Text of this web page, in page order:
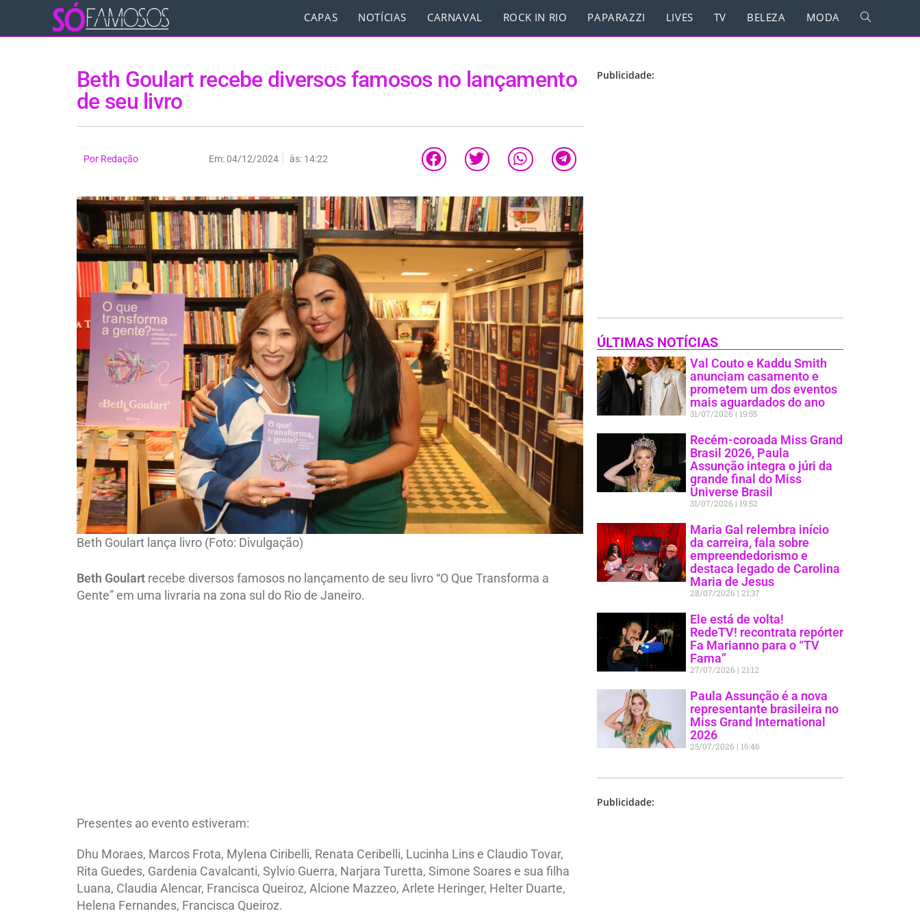
CAPAS NOTÍCIAS CARNAVAL ROCK IN RIO PAPARAZZI LIVES TV BELEZA MODA
Beth Goulart recebe diversos famosos no lançamento
de seu livro
Por Redação Em:04/12/2024 às: 14:22
Beth Goulart lança livro (Foto: Divulgação)
Beth Goulart recebe diversos famosos no lançamento de seu livro “O Que Transforma a
Gente” em uma livraria na zona sul do Rio de Janeiro.
Presentes ao evento estiveram:
Dhu Moraes, Marcos Frota, Mylena Ciribelli, Renata Ceribelli, Lucinha Lins e Claudio Tovar,
Rita Guedes, Gardenia Cavalcanti, Sylvio Guerra, Narjara Turetta, Simone Soares e sua filha
Luana, Claudia Alencar, Francisca Queiroz, Alcione Mazzeo, Arlete Heringer, Helter Duarte,
Helena Fernandes, Francisca Queiroz.
Publicidade:
ÚLTIMAS NOTÍCIAS
Val Couto e Kaddu Smith
anunciam casamento e
prometem um dos eventos
mais aguardados do ano
31/07/2026 19:55
Recém-coroada Miss Grand
Brasil 2026, Paula
Assunção integra o júri da
grande final do Miss
Universe Brasil
31/07/2026 19:52
Maria Gal relembra início
da carreira, fala sobre
empreendedorismo e
destaca legado de Carolina
Maria de Jesus
28/07/2026 21:37
Ele está de volta!
RedeTV! recontrata repórter
Fa Marianno para o “TV
Fama”
27/07/2026 21:12
Paula Assunção é a nova
representante brasileira no
Miss Grand International
2026
25/07/2026 16:46
Publicidade: